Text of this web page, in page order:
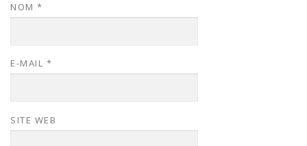
NOM *
E-MAIL *
SITE WEB